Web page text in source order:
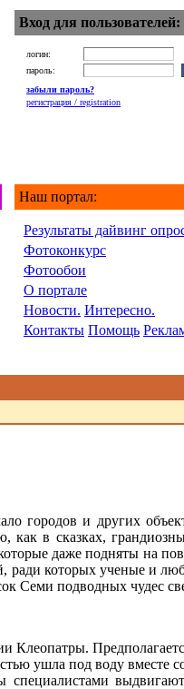
Вход для пользователей:
логин:
пароль:
забыли пароль?
регистрация / registration
Наш портал:
Результаты дайвинг
Фотоконкурс
Фотообои
О портале
Новости. Интересно.
Контакты Помощь
городов и других
в сказках,
даже подняты на
ради которых ученые и
Семи подводных чудес
ушла под воду вместе